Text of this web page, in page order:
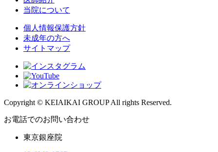
当院について
個人情報保護方針
未成年の方へ
サイトマップ
Copyright © KEIAIKAI GROUP All rights Reserved.
お電話でのお問い合わせ
東京銀座院